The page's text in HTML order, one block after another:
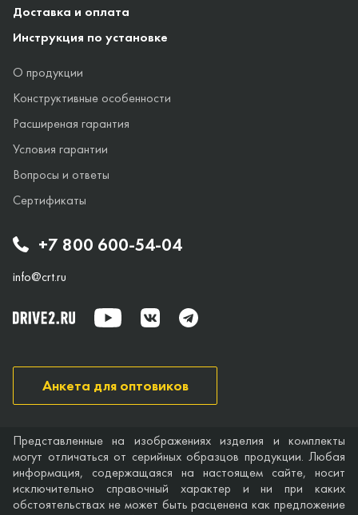
+7 800 600-54-04
info@crt.ru
Доставка и оплата
Инструкция по установке
О продукции
Конструктивные особенности
Расширеная гарантия
Условия гарантии
Вопросы и ответы
Сертификаты
Анкета для оптовиков
Представленные на изображениях изделия и комплекты
могут отличаться от серийных образцов продукции. Любая
информация, содержащаяся на настоящем сайте, носит
исключительно справочный характер и ни при каких
обстоятельствах не может быть расценена как предложение